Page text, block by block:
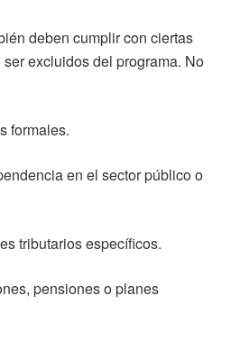
deben cumplir con ciertas
excluidos del programa. No
formales.
en el sector público o
tributarios específicos.
pensiones o planes